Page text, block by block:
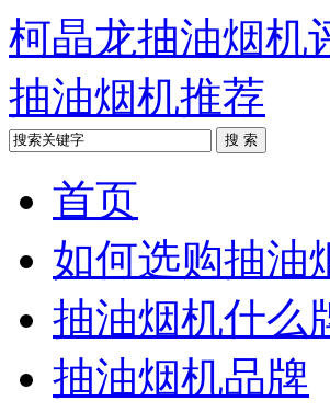
柯晶龙抽油烟机
抽油烟机推荐
首页
如何选购抽油
抽油烟机什么
抽油烟机品牌